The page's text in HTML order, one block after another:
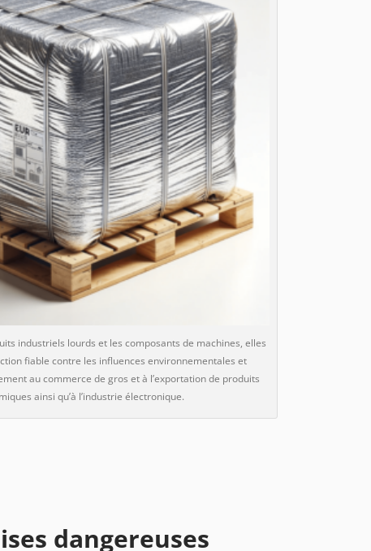
industriels lourds et les composants de machines, elles
fiable contre les influences environnementales et
au commerce de gros et à l’exportation de produits
ainsi qu’à l’industrie électronique.
dangereuses